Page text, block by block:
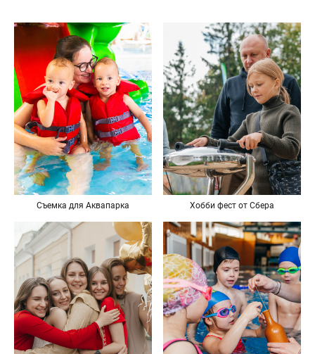
Съемка для Аквапарка Хобби фест от Сбера